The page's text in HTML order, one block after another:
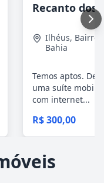
Ilhéus, Bairro
Bahia
Temos aptos. De
uma suíte
com internet...
R$ 300,00